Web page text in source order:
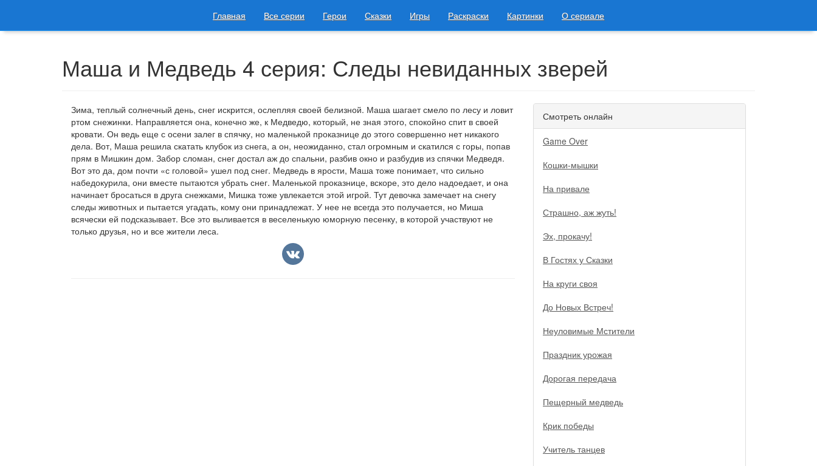
Главная Все серии Герои Сказки Игры Раскраски Картинки О сериале
Маша и Медведь 4 серия: Следы невиданных зверей
Зима, теплый солнечный день, снег искрится, ослепляя своей белизной. Маша шагает смело по лесу и ловит
ртом снежинки. Направляется она, конечно же, к Медведю, который, не зная этого, спокойно спит в своей
кровати. Он ведь еще с осени залег в спячку, но маленькой проказнице до этого совершенно нет никакого
дела. Вот, Маша решила скатать клубок из снега, а он, неожиданно, стал огромным и скатился с горы, попав
прям в Мишкин дом. Забор сломан, снег достал аж до спальни, разбив окно и разбудив из спячки Медведя.
Вот это да, дом почти «с головой» ушел под снег. Медведь в ярости, Маша тоже понимает, что сильно
набедокурила, они вместе пытаются убрать снег. Маленькой проказнице, вскоре, это дело надоедает, и она
начинает бросаться в друга снежками, Мишка тоже увлекается этой игрой. Тут девочка замечает на снегу
следы животных и пытается угадать, кому они принадлежат. У нее не всегда это получается, но Миша
всячески ей подсказывает. Все это выливается в веселенькую юморную песенку, в которой участвуют не
только друзья, но и все жители леса.
Смотреть онлайн
Game Over
Кошки-мышки
На привале
Страшно, аж жуть!
Эх, прокачу!
В Гостях у Сказки
На круги своя
До Новых Встреч!
Неуловимые Мстители
Праздник урожая
Дорогая передача
Пещерный медведь
Крик победы
Учитель танцев